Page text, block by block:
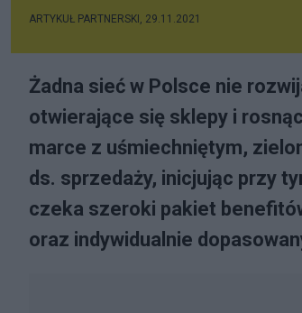
ARTYKUŁ PARTNERSKI, 29.11.2021
Żadna sieć w Polsce nie
otwierające się sklepy i
marce z uśmiechniętym,
ds. sprzedaży, inicjując przy
czeka szeroki pakiet
oraz indywidualnie